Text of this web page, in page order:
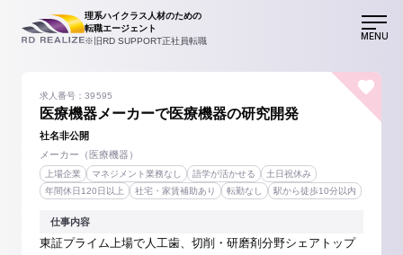
理系ハイクラス人材のための
転職エージェント
※旧RD SUPPORT正社員転職
MENU
医療機器メーカーで医療機器の研究開発
求人番号：39595
社名非公開
メーカー（医療機器）
上場企業 マネジメント業務なし 語学が活かせる
土日祝休み
年間休日120日以上
社宅・家賃補助あり 転勤なし 駅から徒歩10分以内
仕事内容
東証プライム上場で人工歯、切削・研磨剤分野シェアトップ